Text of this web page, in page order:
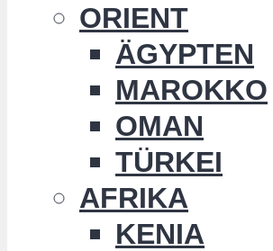
ORIENT
ÄGYPTEN
MAROKKO
OMAN
TÜRKEI
AFRIKA
KENIA